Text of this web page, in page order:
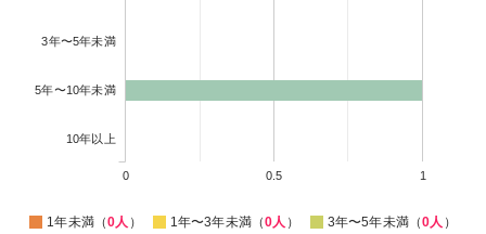
3年〜5年未満
5年〜10年未満
10年以上
0 0.5 1
1年未満（0人 ） 1年〜3年未満（0人 ） 3年〜5年未満（0人 ）